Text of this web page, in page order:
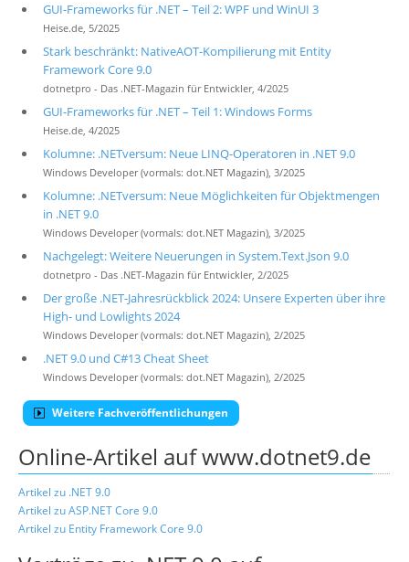
GUI-Frameworks für .NET – Teil 2: WPF und WinUI 3
Heise.de, 5/2025
Stark beschränkt: NativeAOT-Kompilierung mit Entity
Framework Core 9.0
dotnetpro - Das .NET-Magazin für Entwickler, 4/2025
GUI-Frameworks für .NET – Teil 1: Windows Forms
Heise.de, 4/2025
Kolumne: .NETversum: Neue LINQ-Operatoren in .NET 9.0
Windows Developer (vormals: dot.NET Magazin), 3/2025
Kolumne: .NETversum: Neue Möglichkeiten für Objektmengen
in .NET 9.0
Windows Developer (vormals: dot.NET Magazin), 3/2025
Nachgelegt: Weitere Neuerungen in System.Text.Json 9.0
dotnetpro - Das .NET-Magazin für Entwickler, 2/2025
Der große .NET-Jahresrückblick 2024: Unsere Experten über ihre
High- und Lowlights 2024
Windows Developer (vormals: dot.NET Magazin), 2/2025
.NET 9.0 und C#13 Cheat Sheet
Windows Developer (vormals: dot.NET Magazin), 2/2025
Weitere Fachveröffentlichungen
Online-Artikel auf www.dotnet9.de
Artikel zu .NET 9.0
Artikel zu ASP.NET Core 9.0
Artikel zu Entity Framework Core 9.0